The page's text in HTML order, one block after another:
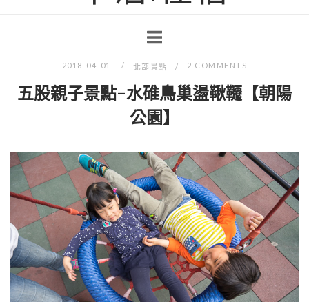
2018-04-01 北部景點 2 COMMENTS
五股親子景點-水碓鳥巢盪鞦韆【朝陽
公園】